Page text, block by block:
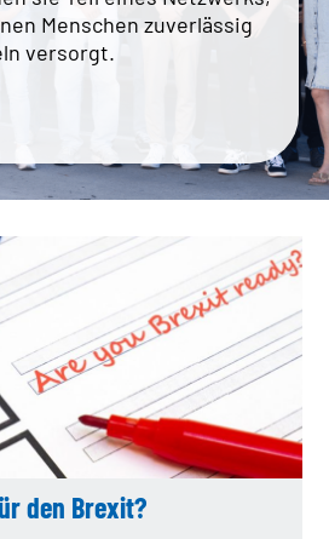
Menschen zuverlässig
versorgt.
den Brexit?